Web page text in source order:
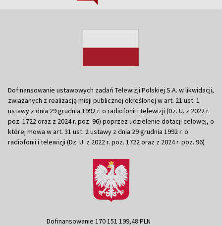
Dofinansowanie ustawowych zadań Telewizji Polskiej S.A. w likwidacji,
związanych z realizacją misji publicznej określonej w art. 21 ust. 1
ustawy z dnia 29 grudnia 1992 r. o radiofonii i telewizji (Dz. U. z 2022 r.
poz. 1722 oraz z 2024 r. poz. 96) poprzez udzielenie dotacji celowej, o
której mowa w art. 31 ust. 2 ustawy z dnia 29 grudnia 1992 r. o
radiofonii i telewizji (Dz. U. z 2022 r. poz. 1722 oraz z 2024 r. poz. 96)
Dofinansowanie 170 151 199,48 PLN